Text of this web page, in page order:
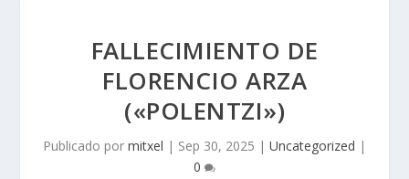
FALLECIMIENTO DE
FLORENCIO ARZA
(«POLENTZI»)
Publicado por mitxel | Sep 30, 2025 | Uncategorized |
0